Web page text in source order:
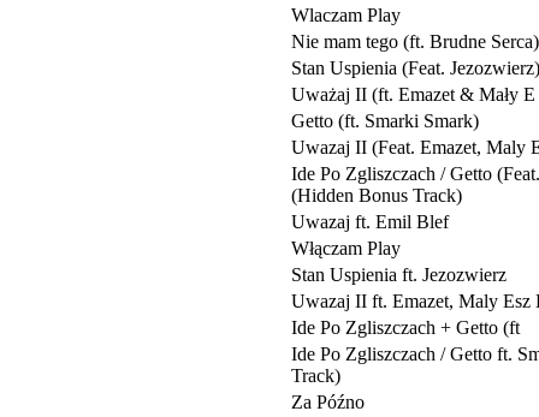
Wlaczam Play
Nie mam tego (ft. Brudne Serca)
Stan Uspienia (Feat. Jezozwierz)
Uważaj II (ft. Emazet & Mały E
Getto (ft. Smarki Smark)
Uwazaj II (Feat. Emazet, Maly
Ide Po Zgliszczach / Getto
(Hidden Bonus Track)
Uwazaj ft. Emil Blef
Włączam Play
Stan Uspienia ft. Jezozwierz
Uwazaj II ft. Emazet, Maly Esz
Ide Po Zgliszczach + Getto (ft
Ide Po Zgliszczach / Getto ft.
Track)
Za Późno